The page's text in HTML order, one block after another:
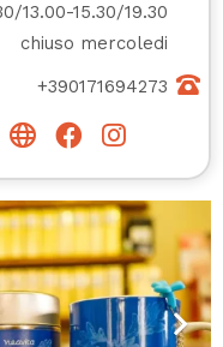
13.00-15.30/19.30
chiuso mercoledi
+390171694273